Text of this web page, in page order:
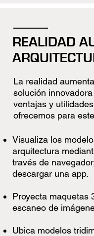
REALIDAD
La realidad
solución
ventajas y
ofrecemos para
Visualiza los
arquitectura
través de
descargar una app.
Proyecta maquetas
escaneo de
Ubica modelos